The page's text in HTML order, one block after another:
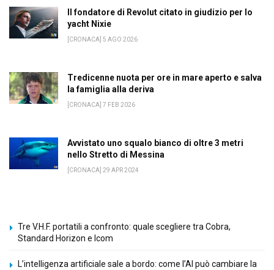
Il fondatore di Revolut citato in giudizio per lo
yacht Nixie
[CRONACA] 5 AGO 2026
Tredicenne nuota per ore in mare aperto e salva
la famiglia alla deriva
[CRONACA] 7 FEB 2026
Avvistato uno squalo bianco di oltre 3 metri
nello Stretto di Messina
[CRONACA] 29 APR 2024
Tre V.H.F. portatili a confronto: quale scegliere tra Cobra,
Standard Horizon e Icom
L’intelligenza artificiale sale a bordo: come l’AI può cambiare la